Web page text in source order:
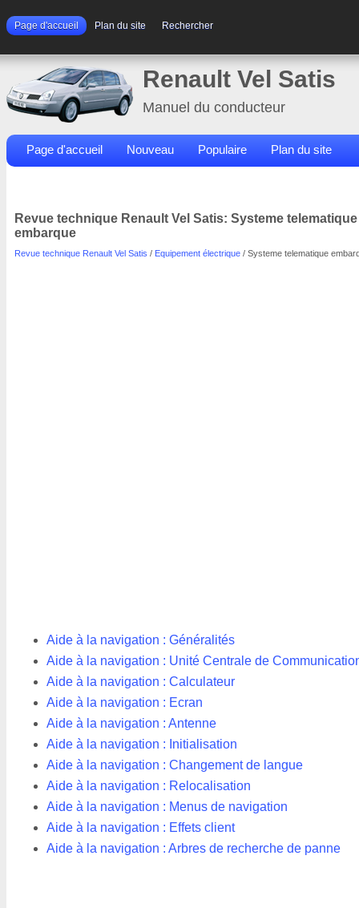
Page d'accueil Plan du site Rechercher
Renault Vel Satis
Manuel du conducteur
Page d'accueil Nouveau Populaire Plan du site
Revue technique Renault Vel Satis: Systeme telematique
embarque
Revue technique Renault Vel Satis / Equipement électrique / Systeme telematique
Aide à la navigation : Généralités
Aide à la navigation : Unité Centrale de
Aide à la navigation : Calculateur
Aide à la navigation : Ecran
Aide à la navigation : Antenne
Aide à la navigation : Initialisation
Aide à la navigation : Changement de langue
Aide à la navigation : Relocalisation
Aide à la navigation : Menus de navigation
Aide à la navigation : Effets client
Aide à la navigation : Arbres de recherche de panne